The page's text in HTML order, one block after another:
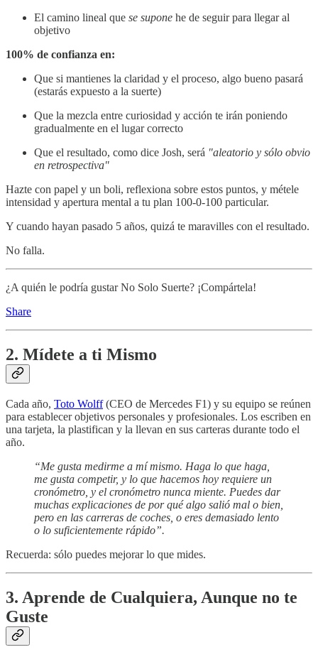
El camino lineal que se supone he de seguir para llegar al
objetivo
100% de confianza en:
Que si mantienes la claridad y el proceso, algo bueno pasará
(estarás expuesto a la suerte)
Que la mezcla entre curiosidad y acción te irán poniendo
gradualmente en el lugar correcto
Que el resultado, como dice Josh, será "aleatorio y sólo obvio
en retrospectiva"
Hazte con papel y un boli, reflexiona sobre estos puntos, y métele
intensidad y apertura mental a tu plan 100-0-100 particular.
Y cuando hayan pasado 5 años, quizá te maravilles con el resultado.
No falla.
¿A quién le podría gustar No Solo Suerte? ¡Compártela!
Share
2. Mídete a ti Mismo
Cada año, Toto Wolff(CEO de Mercedes F1) y su equipo se reúnen
para establecer objetivos personales y profesionales. Los escriben en
una tarjeta, la plastifican y la llevan en sus carteras durante todo el
año.
“Me gusta medirme a mí mismo. Haga lo que haga,
me gusta competir, y lo que hacemos hoy requiere un
cronómetro, y el cronómetro nunca miente. Puedes dar
muchas explicaciones de por qué algo salió mal o bien,
pero en las carreras de coches, o eres demasiado lento
o lo suficientemente rápido”.
Recuerda: sólo puedes mejorar lo que mides.
3. Aprende de Cualquiera, Aunque no te
Guste